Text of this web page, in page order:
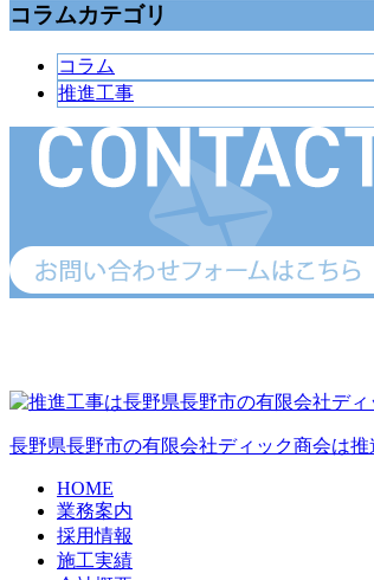
コラムカテゴリ
コラム
推進工事
長野県長野市の有限会社ディック商会は
HOME
業務案内
採用情報
施工実績